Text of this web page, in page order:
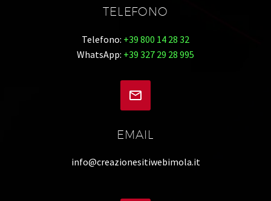
TELEFONO
Telefono: +39 800 14 28 32
WhatsApp: +39 327 29 28 995


EMAIL
info@creazionesitiwebimola.it